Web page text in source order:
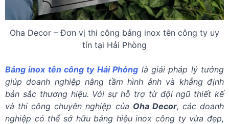
Oha Decor – Đơn vị thi công bảng inox tên công ty uy
tín tại Hải Phòng
Bảng inox tên công ty Hải Phòng là giải pháp lý tưởng
giúp doanh nghiệp nâng tầm hình ảnh và khẳng định
bản sắc thương hiệu. Với sự hỗ trợ từ đội ngũ thiết kế
và thi công chuyên nghiệp của Oha Decor, các doanh
nghiệp có thể sở hữu bảng hiệu inox công ty vừa đẹp,